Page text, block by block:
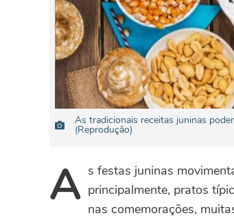
As tradicionais receitas juninas
(Reprodução)
A s festas juninas
principalmente, pratos
nas comemorações,